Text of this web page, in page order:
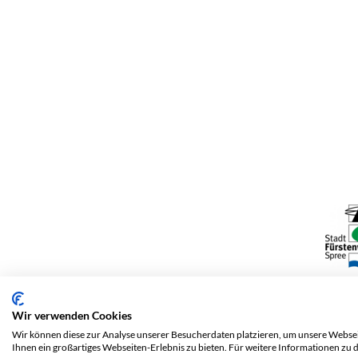
Wir verwenden Cookies
Wir können diese zur Analyse unserer Besucherdaten platzieren, um unsere
Ihnen ein großartiges Webseiten-Erlebnis zu bieten. Für weitere Informationen zu